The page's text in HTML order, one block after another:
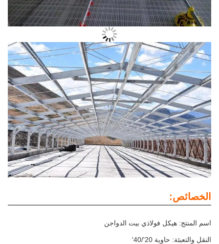
الخصائص:
اسم المنتج: هيكل فولاذي بيت الدواجن
النقل والتعبئة: حاوية 20'/40'